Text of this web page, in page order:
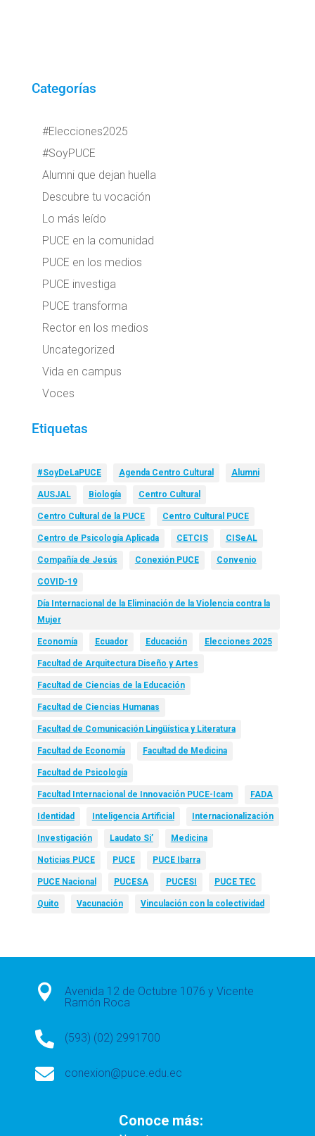
Categorías
#Elecciones2025
#SoyPUCE
Alumni que dejan huella
Descubre tu vocación
Lo más leído
PUCE en la comunidad
PUCE en los medios
PUCE investiga
PUCE transforma
Rector en los medios
Uncategorized
Vida en campus
Voces
Etiquetas
#SoyDeLaPUCE Agenda Centro Cultural Alumni
AUSJAL Biología Centro Cultural
Centro Cultural de la PUCE Centro Cultural PUCE
Centro de Psicología Aplicada CETCIS CISeAL
Compañía de Jesús Conexión PUCE Convenio
COVID-19
Día Internacional de la Eliminación de la Violencia contra la
Mujer
Economía Ecuador Educación Elecciones 2025
Facultad de Arquitectura Diseño y Artes
Facultad de Ciencias de la Educación
Facultad de Ciencias Humanas
Facultad de Comunicación Lingüística y Literatura
Facultad de Economía Facultad de Medicina
Facultad de Psicología
Facultad Internacional de Innovación PUCE-Icam FADA
Identidad Inteligencia Artificial Internacionalización
Investigación Laudato Si’ Medicina
Noticias PUCE PUCE PUCE Ibarra
PUCE Nacional PUCESA PUCESI PUCE TEC
Quito Vacunación Vinculación con la colectividad

Avenida 12 de Octubre 1076 y Vicente
Ramón Roca
 (593) (02) 2991700
 conexion@puce.edu.ec
Conoce más: